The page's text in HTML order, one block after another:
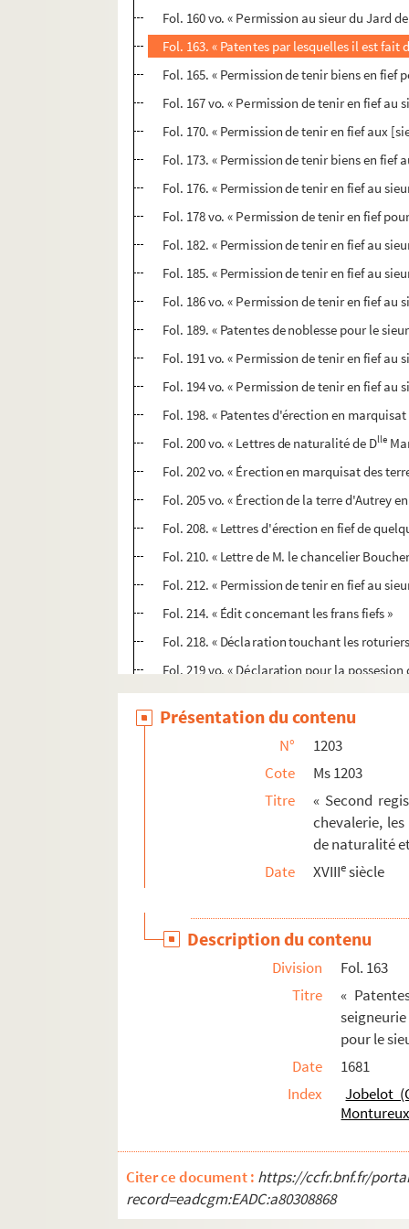
Fol. 160 vo. « Permission au sieur du Jard
Fol. 163. « Patentes par lesquelles il est
Fol. 165. « Permission de tenir biens en fief
Fol. 167 vo. « Permission de tenir en fief au
Fol. 170. « Permission de tenir en fief aux
Fol. 173. « Permission de tenir biens en fief
Fol. 176. « Permission de tenir en fief au
Fol. 178 vo. « Permission de tenir en fief
Fol. 182. « Permission de tenir en fief au
Fol. 185. « Permission de tenir en fief au
Fol. 186 vo. « Permission de tenir en fief au
Fol. 189. « Patentes de noblesse pour le
Fol. 191 vo. « Permission de tenir en fief
Fol. 194 vo. « Permission de tenir en fief au
Fol. 198. « Patentes d'érection en
Fol. 200 vo. « Lettres de naturalité de Dlle
Fol. 202 vo. « Érection en marquisat des
Fol. 205 vo. « Érection de la terre d'Autrey
Fol. 208. « Lettres d'érection en fief de
Fol. 210. « Lettre de M. le chancelier
Fol. 212. « Permission de tenir en fief au
Fol. 214. « Édit concernant les frans fiefs »
Fol. 218. « Déclaration touchant les
Fol. 219 vo. « Déclaration pour la
Fol. 221. « De la noblesse de MM. les
Fol. 221 vo. « Déclaration donnée par les
Fol. 222 vo. « Certificat pour la noblesse
Fol. 223. « Acte donné par les commis à
Fol. 223 vo. « Mandement des commis de
Fol. 224. « Attestation donnée par M.
Fol. 224 vo. « Attestation donnée par les
Fol. 228. « Déclaration du Roy pour la
Fol. 231. « Déclaration qui ordonne que
Fol. 235 vo. « Déclaration du Roy en
Fol. 239 vo. « Edits de création pour deux
Fol. 241. « Edit qui confirme les
Fol. 243. « Déclaration du Roy concernant
Fol. 245. « Edit qui confirme les officiers
Fol. 247 vo. « Lettres patentes portants
Fol. 250. « Edit qui maintient les officiers
Fol. 252 vo. « Lettres patentes de Sa
Présentation du contenu
N°
1203
Cote
Ms 1203
Titre
« Second
chevalerie,
de naturalité
Date
XVIIIesiècle
Description du contenu
Division
Fol. 163
Titre
«
pour le
Date
1681
Index
Jobelot
Citer ce document : https://ccfr.bnf.fr/
record=eadcgm:EADC:a80308868